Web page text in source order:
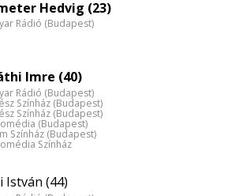
Hedvig (23)
Rádió (Budapest)
Imre (40)
Rádió (Budapest)
Színház (Budapest)
Színház (Budapest)
(Budapest)
Színház (Budapest)
Színház
István (44)